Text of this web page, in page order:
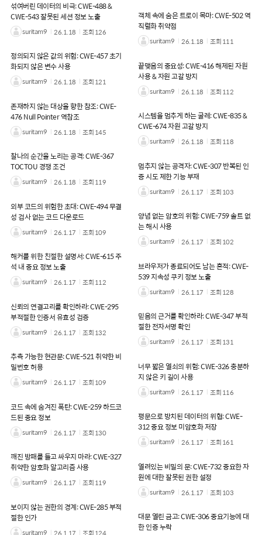
섞여버린 데이터의 비극: CWE-488 &
CWE-543 잘못된 세션 정보 노출
suritam9 26.1.18 조회126
객체 속에 숨은 트로이 목마: CWE-502 역
직렬화 취약점
suritam9 26.1.18 조회111
정의되지 않은 값의 위험: CWE-457 초기
화되지 않은 변수 사용
suritam9 26.1.18 조회121
끝맺음의 중요성: CWE-416 해제된 자원
사용 & 자원 고갈 방지
suritam9 26.1.18 조회112
존재하지 않는 대상을 향한 참조: CWE-
476 Null Pointer 역참조
suritam9 26.1.18 조회145
시스템을 멈추게 하는 굴레: CWE-835 &
CWE-674 자원 고갈 방지
suritam9 26.1.18 조회118
찰나의 순간을 노리는 공격: CWE-367
TOCTOU 경쟁 조건
suritam9 26.1.18 조회119
멈추지 않는 공격자: CWE-307 반복된 인
증 시도 제한 기능 부재
suritam9 26.1.17 조회103
외부 코드의 위험한 초대: CWE-494 무결
성 검사 없는 코드 다운로드
suritam9 26.1.17 조회109
양념 없는 암호의 위험: CWE-759 솔트 없
는 해시 사용
suritam9 26.1.17 조회102
해커를 위한 친절한 설명서: CWE-615 주
석 내 중요 정보 노출
suritam9 26.1.17 조회112
브라우저가 종료되어도 남는 흔적: CWE-
539 지속성 쿠키 정보 노출
suritam9 26.1.17 조회128
신뢰의 연결고리를 확인하라: CWE-295
부적절한 인증서 유효성 검증
suritam9 26.1.17 조회132
믿음의 근거를 확인하라: CWE-347 부적
절한 전자서명 확인
suritam9 26.1.17 조회131
추측 가능한 현관문: CWE-521 취약한 비
밀번호 허용
suritam9 26.1.17 조회109
너무 짧은 열쇠의 위험: CWE-326 충분하
지 않은 키 길이 사용
suritam9 26.1.17 조회116
코드 속에 숨겨진 폭탄: CWE-259 하드코
드된 중요 정보
suritam9 26.1.17 조회130
평문으로 방치된 데이터의 위협: CWE-
312 중요 정보 미암호화 저장
suritam9 26.1.17 조회161
깨진 방패를 들고 싸우지 마라: CWE-327
취약한 암호화 알고리즘 사용
suritam9 26.1.17 조회119
열려있는 비밀의 문: CWE-732 중요한 자
원에 대한 잘못된 권한 설정
suritam9 26.1.17 조회103
보이지 않는 권한의 경계: CWE-285 부적
절한 인가
suritam9 26.1.17 조회124
대문 열린 금고: CWE-306 중요기능에 대
한 인증 누락